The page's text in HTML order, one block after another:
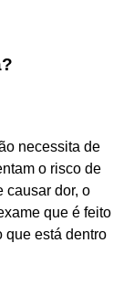
necessita de
o risco de
causar dor, o
que é feito
que está dentro